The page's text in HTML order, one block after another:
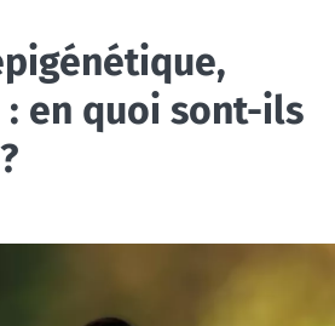
: en quoi sont-ils